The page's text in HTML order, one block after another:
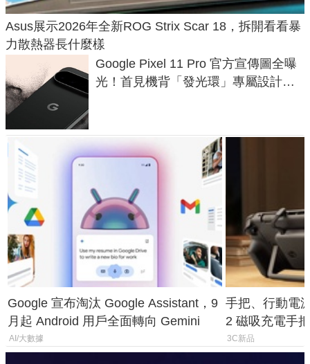
Asus展示2026年全新ROG Strix Scar 18，拆開看看暴
力散熱器長什麼樣
Google Pixel 11 Pro 官方宣傳圖全曝
光！首見機背「發光環」專屬設計、
Google 宣布淘汰 Google Assistant，9
月起 Android 用戶全面轉向 Gemini
AI/大數據
手把、行動電
2 磁吸充電手
倍
3C新品